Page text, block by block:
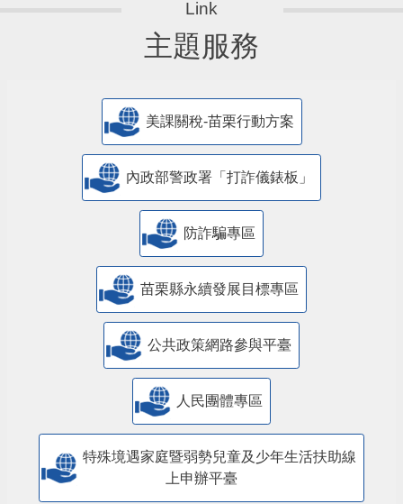
主題服務
美課關稅-苗栗行動方案
內政部警政署「打詐儀錶板」
防詐騙專區
苗栗縣永續發展目標專區
公共政策網路參與平臺
人民團體專區
特殊境遇家庭暨弱勢兒童及少年生活扶助線
上申辦平臺